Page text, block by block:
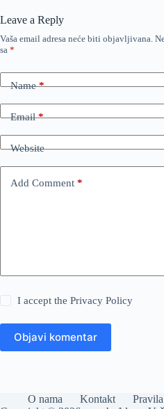
Leave a Reply
Vaša email adresa neće biti objavljivana.
sa *
Name*
Email*
Website
Add Comment *
I accept thePrivacy Policy
Objavi komentar
O nama Kontakt